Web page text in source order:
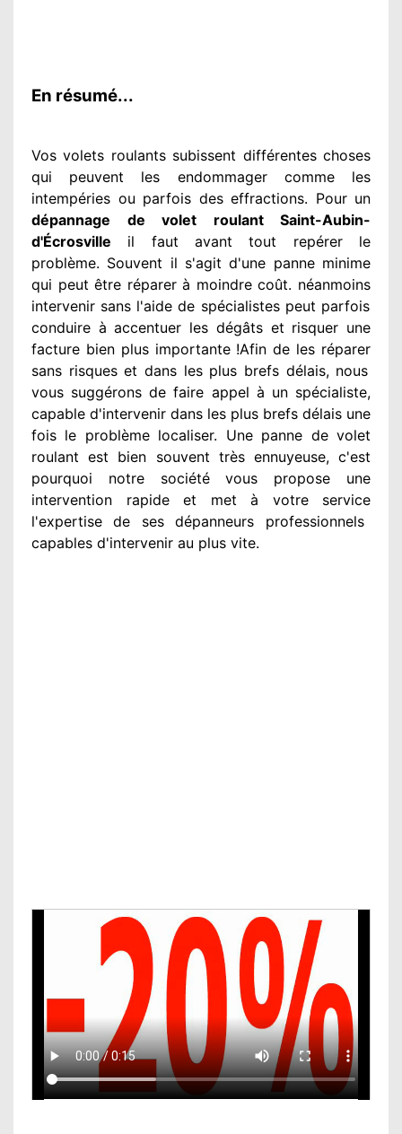
En résumé...
Vos volets roulants subissent différenteschoses
qui peuvent les endommagercomme les
intempéries ou parfois des effractions. Pour un
dépannage de volet roulant Saint-Aubin-
d'Écrosville il faut avant tout repérerle
problème. Souvent il s'agit d'une panne minime
qui peut être réparerà moindrecoût. néanmoins
intervenir sans l'aide de spécialistespeut parfois
conduire à accentuer les dégâtset risquer une
facture bien plus importante!Afin de les réparer
sans risques et dans les plus brefs délais, nous
vous suggérons de faire appel à un spécialiste,
capable d'intervenir dans les plus brefs délais une
fois le problèmelocaliser. Une panne de volet
roulant est bien souvent très ennuyeuse, c'est
pourquoi notre sociétévous propose une
intervention rapide et met à votre service
l'expertise de ses dépanneurs professionnels
capables d'intervenir au plus vite.